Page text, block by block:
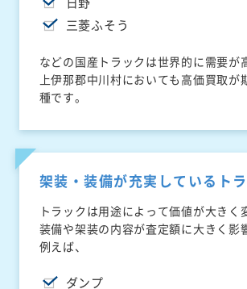
三菱ふそう
などの国産トラックは世界的に需要が
上伊那郡中川村においても高価買取が
種です。
架装・装備が充実しているト
トラックは用途によって価値が大きく
装備や架装の内容が査定額に大きく影
例えば、
ダンプ